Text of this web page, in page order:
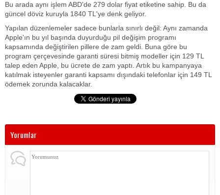
Bu arada aynı işlem ABD'de 279 dolar fiyat etiketine sahip. Bu da
güncel döviz kuruyla 1840 TL'ye denk geliyor.
Yapılan düzenlemeler sadece bunlarla sınırlı değil: Aynı zamanda
Apple'ın bu yıl başında duyurduğu pil değişim programı
kapsamında değiştirilen pillere de zam geldi. Buna göre bu
program çerçevesinde garanti süresi bitmiş modeller için 129 TL
talep eden Apple, bu ücrete de zam yaptı. Artık bu kampanyaya
katılmak isteyenler garanti kapsamı dışındaki telefonlar için 149 TL
ödemek zorunda kalacaklar.
Yorumlar